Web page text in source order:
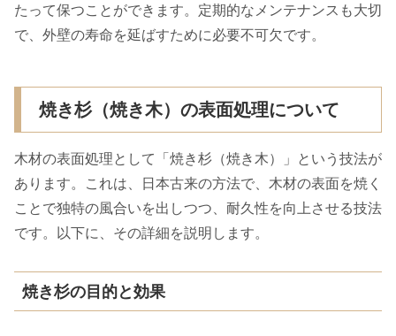
たって保つことができます。定期的なメンテナンスも大切
で、外壁の寿命を延ばすために必要不可欠です。
焼き杉（焼き木）の表面処理について
木材の表面処理として「焼き杉（焼き木）」という技法が
あります。これは、日本古来の方法で、木材の表面を焼く
ことで独特の風合いを出しつつ、耐久性を向上させる技法
です。以下に、その詳細を説明します。
焼き杉の目的と効果